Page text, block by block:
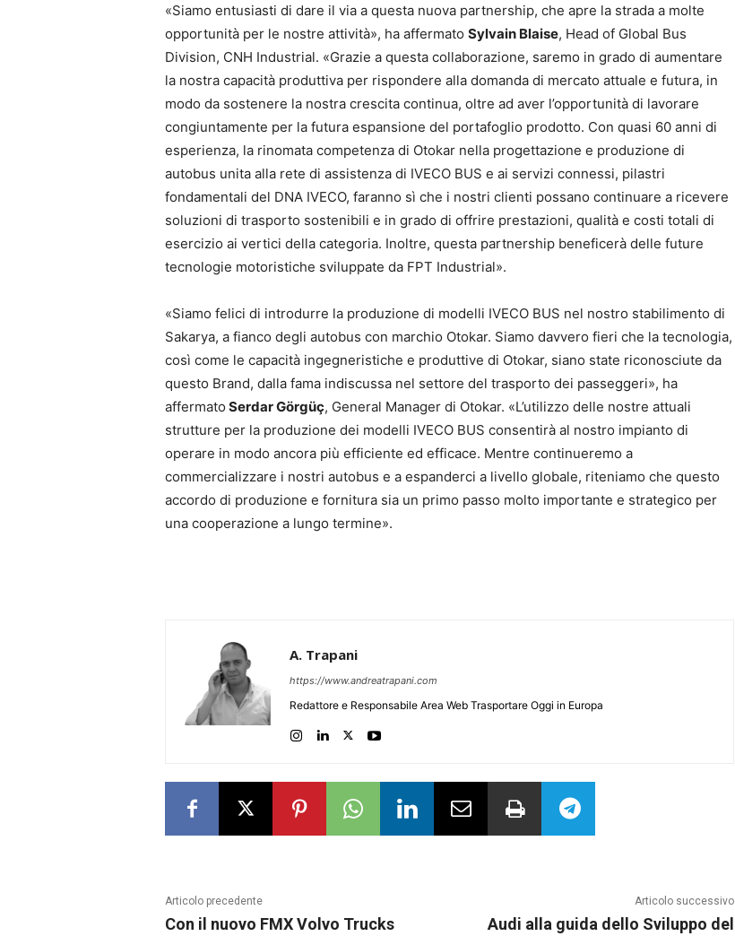
«Siamo entusiasti di dare il via a questa nuova partnership, che apre la strada a molte
opportunità per le nostre attività», ha affermato Sylvain Blaise, Head of Global Bus
Division, CNH Industrial. «Grazie a questa collaborazione, saremo in grado di aumentare
la nostra capacità produttiva per rispondere alla domanda di mercato attuale e futura, in
modo da sostenere la nostra crescita continua, oltre ad aver l’opportunità di lavorare
congiuntamente per la futura espansione del portafoglio prodotto. Con quasi 60 anni di
esperienza, la rinomata competenza di Otokar nella progettazione e produzione di
autobus unita alla rete di assistenza di IVECO BUS e ai servizi connessi, pilastri
fondamentali del DNA IVECO, faranno sì che i nostri clienti possano continuare a ricevere
soluzioni di trasporto sostenibili e in grado di offrire prestazioni, qualità e costi totali di
esercizio ai vertici della categoria. Inoltre, questa partnership beneficerà delle future
tecnologie motoristiche sviluppate da FPT Industrial».
«Siamo felici di introdurre la produzione di modelli IVECO BUS nel nostro stabilimento di
Sakarya, a fianco degli autobus con marchio Otokar. Siamo davvero fieri che la tecnologia,
così come le capacità ingegneristiche e produttive di Otokar, siano state riconosciute da
questo Brand, dalla fama indiscussa nel settore del trasporto dei passeggeri», ha
affermato Serdar Görgüç, General Manager di Otokar. «L’utilizzo delle nostre attuali
strutture per la produzione dei modelli IVECO BUS consentirà al nostro impianto di
operare in modo ancora più efficiente ed efficace. Mentre continueremo a
commercializzare i nostri autobus e a espanderci a livello globale, riteniamo che questo
accordo di produzione e fornitura sia un primo passo molto importante e strategico per
una cooperazione a lungo termine».
A. Trapani
https://www.andreatrapani.com
Redattore e Responsabile Area Web Trasportare Oggi in Europa
Articolo precedente
Con il nuovo FMX Volvo Trucks
Articolo successivo
Audi alla guida dello Sviluppo del